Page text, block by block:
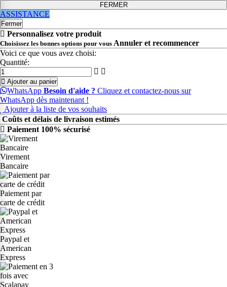
FERMER
ASSISTANCE
Fermer
Personnalisez votre produit
Choisissez les bonnes options pour vous Annuler et recommencer
Voici ce que vous avez choisi:
Quantité:
Ajouter au panier
WhatsApp Besoin d'aide ? Cliquez et contactez-nous sur
WhatsApp dès maintenant !
Ajouter à la liste de vos souhaits
Coûts et délais de livraison estimés
Paiement 100% sécurisé
Virement
Bancaire
Paiement par
carte de crédit
Paypal et
American
Express